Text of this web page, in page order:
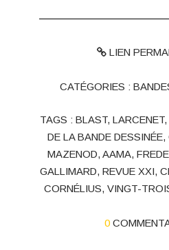
LIEN
CATÉGORIES :
TAGS : BLAST, LARCENET,
DE LA BANDE DESSINÉE,
MAZENOD,AAMA,
GALLIMARD,REVUE XXI,
CORNÉLIUS,VINGT-
0